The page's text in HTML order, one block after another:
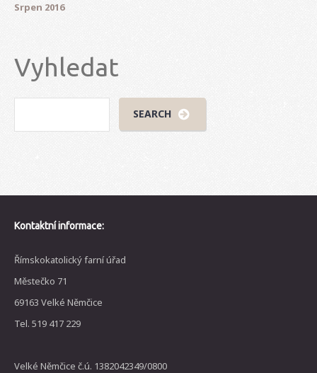
Srpen 2016
Vyhledat
Kontaktní informace:
Římskokatolický farní úřad
Městečko 71
69163 Velké Němčice
Tel. 519 417 229
Velké Němčice č.ú. 1382042349/0800